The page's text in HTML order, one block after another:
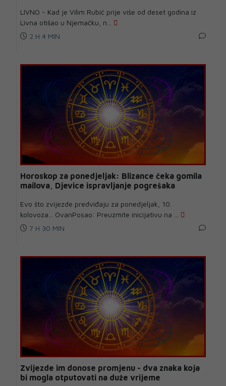
LIVNO - Kad je Vilim Rubić prije više od deset godina iz
Livna otišao u Njemačku, n...
2 H 4 MIN
Horoskop za ponedjeljak: Blizance čeka gomila
mailova, Djevice ispravljanje pogrešaka
Evo što zvijezde predviđaju za ponedjeljak, 10.
kolovoza... OvanPosao: Preuzmite inicijativu na ...
7 H 30 MIN
Zvijezde im donose promjenu - dva znaka koja
bi mogla otputovati na duže vrijeme